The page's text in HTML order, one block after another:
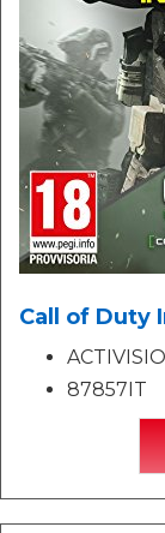
Call of Duty
87857IT